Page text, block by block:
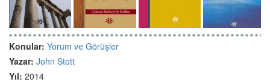
Konular: Yorum ve Görüşler
Yazar: John Stott
Yıl: 2014